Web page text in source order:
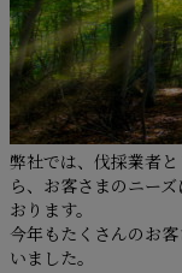
弊社では、伐採業者
ら、お客さまのニー
おります。
今年もたくさんのお
いました。